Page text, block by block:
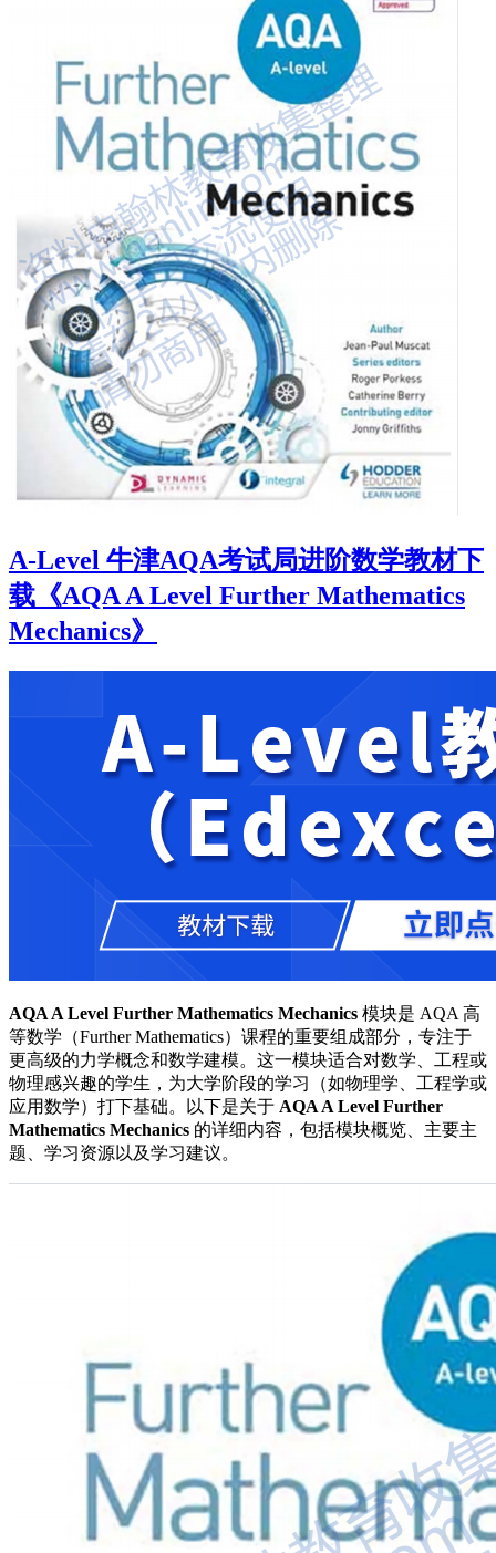
A-Level 牛津AQA考试局进阶数学教材下
载《AQA A Level Further Mathematics
Mechanics》
AQA A Level Further Mathematics Mechanics 模块是 AQA 高
等数学（Further Mathematics）课程的重要组成部分，专注于
更高级的力学概念和数学建模。这一模块适合对数学、工程或
物理感兴趣的学生，为大学阶段的学习（如物理学、工程学或
应用数学）打下基础。以下是关于 AQA A Level Further
Mathematics Mechanics 的详细内容，包括模块概览、主要主
题、学习资源以及学习建议。